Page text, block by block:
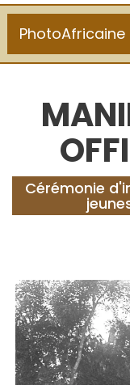
PhotoAfricaine
Cérémonie